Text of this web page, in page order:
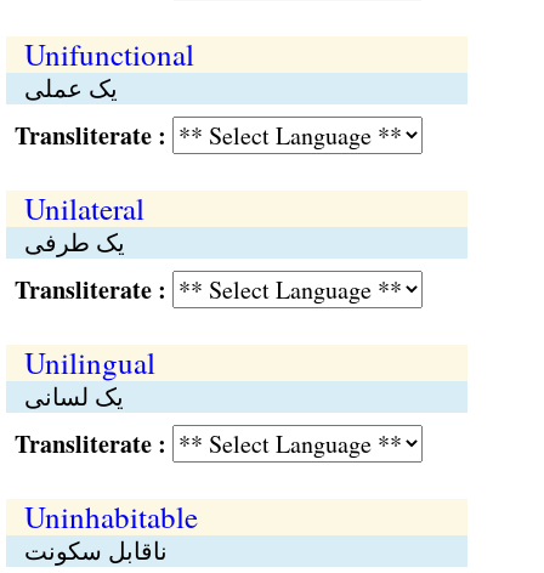
Unifunctional
یک عملی
:
Unilateral
یک طرفی
:
Unilingual
یک لسانی
:
Uninhabitable
ناقابل سکونت